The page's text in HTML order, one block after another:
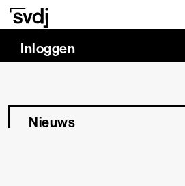
Naar hoofdinhoud
Inloggen
Nieuws